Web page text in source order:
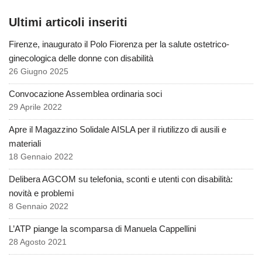
Ultimi articoli inseriti
Firenze, inaugurato il Polo Fiorenza per la salute ostetrico-
ginecologica delle donne con disabilità
26 Giugno 2025
Convocazione Assemblea ordinaria soci
29 Aprile 2022
Apre il Magazzino Solidale AISLA per il riutilizzo di ausili e
materiali
18 Gennaio 2022
Delibera AGCOM su telefonia, sconti e utenti con disabilità:
novità e problemi
8 Gennaio 2022
L’ATP piange la scomparsa di Manuela Cappellini
28 Agosto 2021